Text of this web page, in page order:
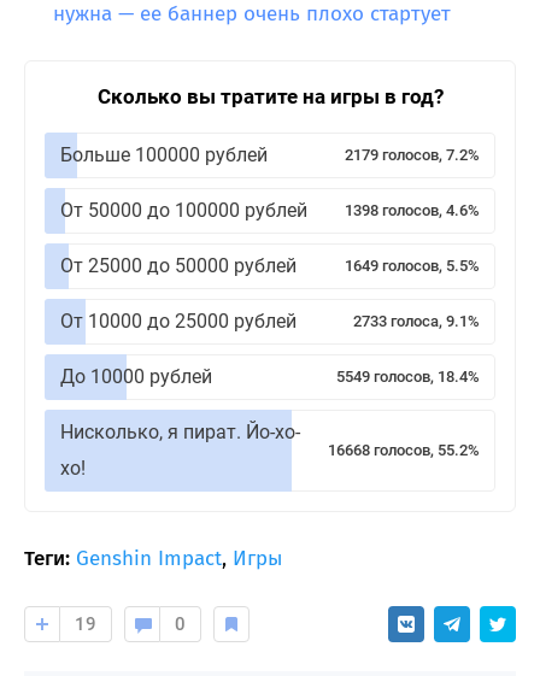
нужна — ее баннер очень плохо стартует
Сколько вы тратите на игры в год?
Больше 100000 рублей 2179 голосов, 7.2%
От 50000 до 100000 рублей 1398 голосов, 4.6%
От 25000 до 50000 рублей 1649 голосов, 5.5%
От 10000 до 25000 рублей 2733 голоса, 9.1%
До 10000 рублей 5549 голосов, 18.4%
Нисколько, я пират. Йо-хо-
хо!
16668 голосов, 55.2%
Теги: Genshin Impact, Игры
19 0